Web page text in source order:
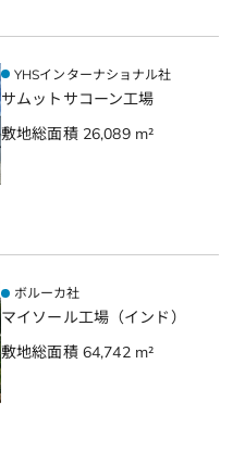
YHSインターナショナル社
サムットサコーン工場
敷地総面積 26,089 m²
ボルーカ社
マイソール工場（インド）
敷地総面積 64,742 m²